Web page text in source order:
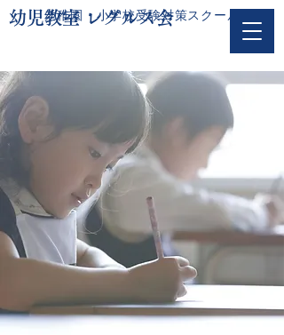
幼児教室 レグルス会
幼稚園・小学校受験対策スクール